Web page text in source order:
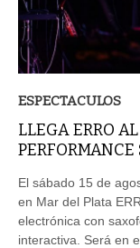
ESPECTACULOS
LLEGA ERRO
El sábado 15 de
en Mar del Plata
electrónica con
interactiva. Será en